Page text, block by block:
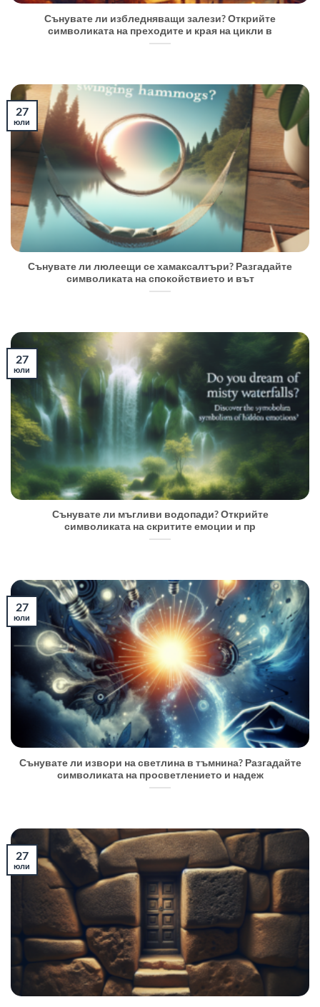
Сънувате ли избледняващи залези? Открийте
символиката на преходите и края на цикли в
Сънувате ли люлеещи се хамаксалтъри? Разгадайте
символиката на спокойствието и вът
27
юли
Сънувате ли мъгливи водопади? Открийте
символиката на скритите емоции и пр
27
юли
Сънувате ли извори на светлина в тъмнина? Разгадайте
символиката на просветлението и надеж
27
юли
27
юли